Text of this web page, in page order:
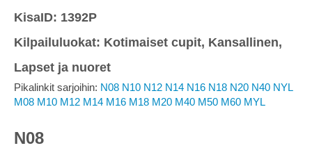
KisaID: 1392P
Kilpailuluokat: Kotimaiset cupit, Kansallinen,
Lapset ja nuoret
Pikalinkit sarjoihin: N08 N10 N12 N14 N16 N18 N20 N40 NYL
M08 M10 M12 M14 M16 M18 M20 M40 M50 M60 MYL
N08